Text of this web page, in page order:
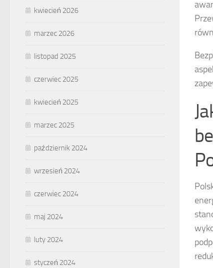
kwiecień 2026
marzec 2026
listopad 2025
czerwiec 2025
kwiecień 2025
marzec 2025
październik 2024
wrzesień 2024
czerwiec 2024
maj 2024
luty 2024
styczeń 2024